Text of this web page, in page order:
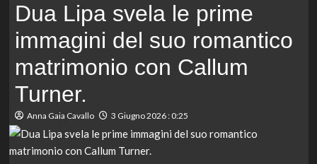
Dua Lipa svela le prime
immagini del suo romantico
matrimonio con Callum
Turner.
Anna Gaia Cavallo 3 Giugno 2026 : 0:25